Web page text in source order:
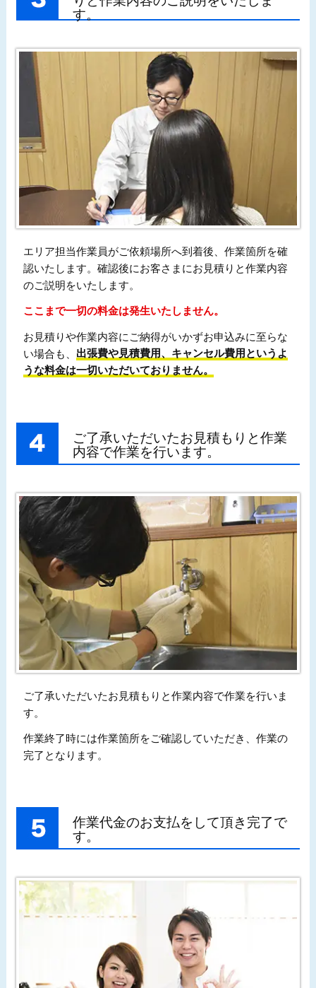
す。
エリア担当作業員がご依頼場所へ到着後、作業箇所を確
認いたします。確認後にお客さまにお見積りと作業内容
のご説明をいたします。
ここまで一切の料金は発生いたしません。
お見積りや作業内容にご納得がいかずお申込みに至らな
い場合も、 出張費や見積費用、キャンセル費用というよ
うな料金は一切いただいておりません。
ご了承いただいたお見積もりと作業
内容で作業を行います。
ご了承いただいたお見積もりと作業内容で作業を行いま
す。
作業終了時には作業箇所をご確認していただき、作業の
完了となります。
作業代金のお支払をして頂き完了で
す。